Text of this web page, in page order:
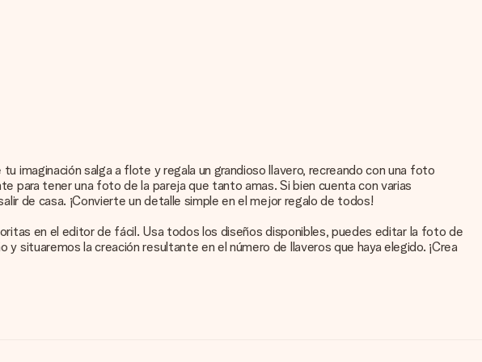
imaginación salga a flote y regala un grandioso llavero, recreando con una foto
para tener una foto de la pareja que tanto amas. Si bien cuenta con varias
de casa. ¡Convierte un detalle simple en el mejor regalo de todos!
en el editor de fácil. Usa todos los diseños disponibles, puedes editar la foto de
situaremos la creación resultante en el número de llaveros que haya elegido. ¡Crea